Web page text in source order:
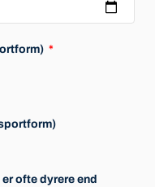
ofte dyrere end